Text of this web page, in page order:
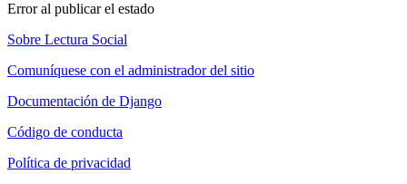
Error al publicar el estado
Sobre Lectura Social
Comuníquese con el administrador del sitio
Documentación de Django
Código de conducta
Política de privacidad